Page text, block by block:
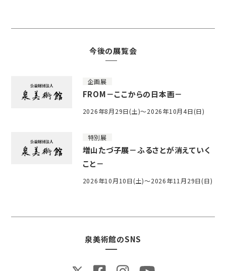
今後の展覧会
企画展
FROM－ここからの日本画－
2026年8月29日(土)～2026年10月4日(日)
特別展
増山たづ子展－ふるさとが消えていく
こと－
2026年10月10日(土)～2026年11月29日(日)
泉美術館のSNS